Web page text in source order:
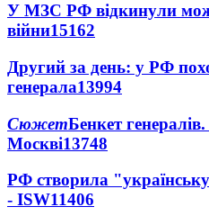
У МЗС РФ відкинули
війни15162
Другий за день: у РФ
генерала13994
СюжетБенкет
Москві13748
РФ створила
- ISW11406